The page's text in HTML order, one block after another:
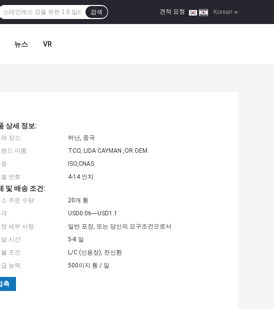
Korean
견적 요청 |
검색
뉴스 VR
상세 정보:
래 장소:
허난, 중국
랜드 이름:
TCO, LIDA CAYMAN ,OR OEM
:
ISO,CNAS
델 번호:
4-14 인치
및 배송 조건:
소 주문 수량:
20개 통
:
USD0.06----USD1.1
장 세부 사항:
일반 포장, 또는 당신의 요구조건으로서
시간:
5-8 일
불 조건:
L/C (신용장), 전신환
급 능력:
500이지 통 / 일
촉